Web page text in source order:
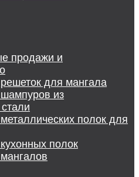
продажи и
для мангала
из
полок для
полок